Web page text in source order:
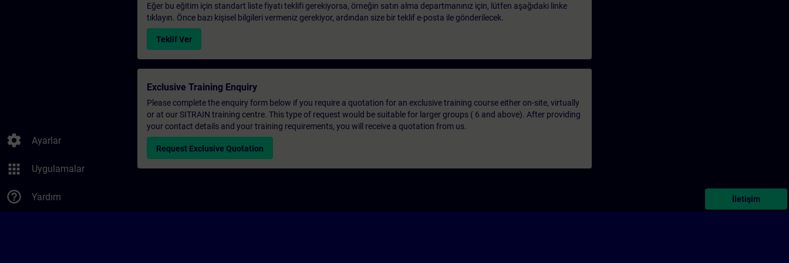
settings Ayarlar
apps Uygulamalar
help_outline Yardım
Eğer bu eğitim için standart liste fiyatı teklifi gerekiyorsa, örneğin satın alma departmanınız için, lütfen aşağıdaki linke
tıklayın. Önce bazı kişisel bilgileri vermeniz gerekiyor, ardından size bir teklif e-posta ile gönderilecek.
Teklif Ver
Exclusive Training Enquiry
Please complete the enquiry form below if you require a quotation for an exclusive training course either on-site, virtually
or at our SITRAIN training centre. This type of request would be suitable for larger groups ( 6 and above). After providing
your contact details and your training requirements, you will receive a quotation from us.
Request Exclusive Quotation
İletişim